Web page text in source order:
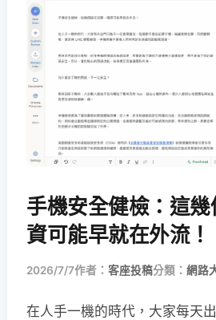
手機安全健檢：這
資可能早就在外流！
2026/7/7作者： 客座投稿分類： 網路
在人手一機的時代，大家每天